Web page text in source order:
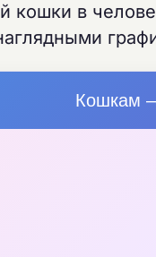
кошки в
Кошкам